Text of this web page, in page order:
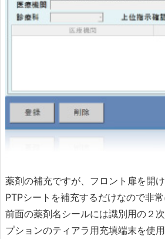
薬剤の補充ですが、フロント扉を開
PTPシートを補充するだけなので非
前面の薬剤名シールには識別用の２
プションのティアラ用充填端末を使